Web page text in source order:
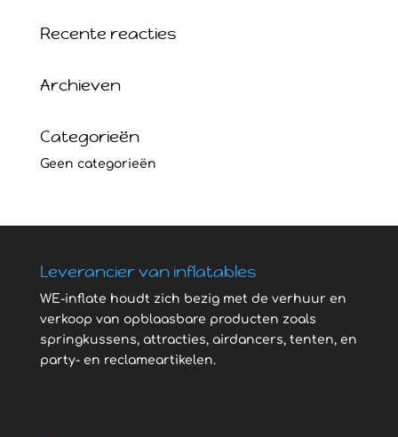
Recente reacties
Archieven
Categorieën
Geen categorieën
Leverancier van inflatables
WE-inflate houdt zich bezig met de verhuur en
verkoop van opblaasbare producten zoals
springkussens, attracties, airdancers, tenten, en
party- en reclameartikelen.